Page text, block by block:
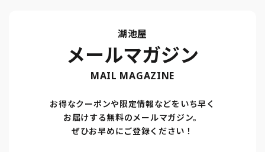
湖池屋
メールマガジン
MAIL MAGAZINE
お得なクーポンや限定情報などをいち早く
お届けする無料のメールマガジン。
ぜひお早めにご登録ください！